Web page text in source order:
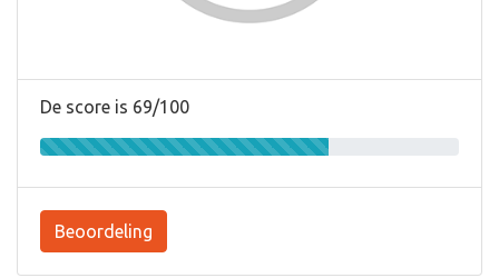
De score is 69/100
Beoordeling